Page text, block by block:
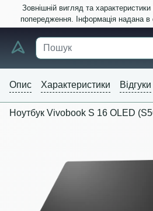
Зовнішній вигляд та
попередження. Інформація надана
Опис Характеристики Відгуки
Ноутбук Vivobook S 16 OLED